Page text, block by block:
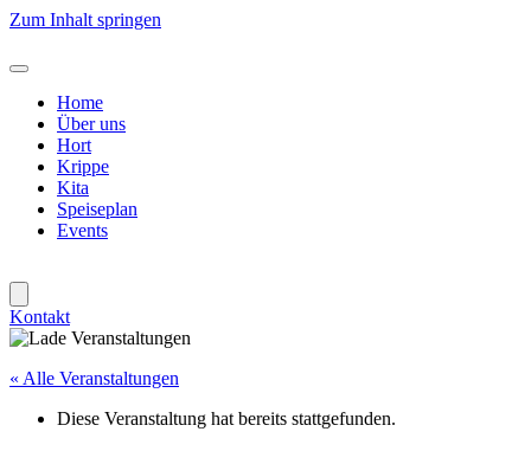
Zum Inhalt springen
Home
Über uns
Hort
Krippe
Kita
Speiseplan
Events
Kontakt
« Alle Veranstaltungen
Diese Veranstaltung hat bereits stattgefunden.